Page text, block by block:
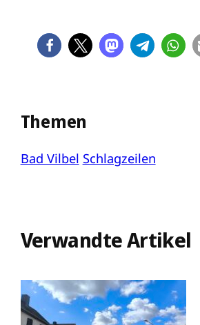
Themen
Bad Vilbel Schlagzeilen
Verwandte Artikel